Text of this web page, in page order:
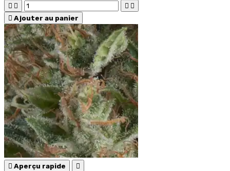
   
 Ajouter au panier
 Aperçu rapide 